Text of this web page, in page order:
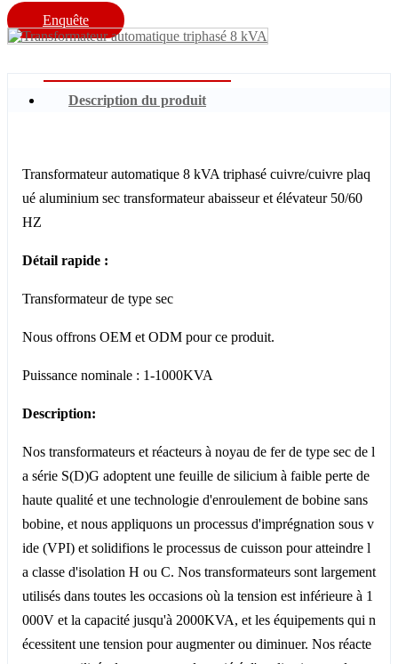
Enquête
Description du produit
Transformateur automatique 8 kVA triphasé cuivre/cuivre plaq
ué aluminium sec transformateur abaisseur et élévateur 50/60
HZ
Détail rapide :
Transformateur de type sec
Nous offrons OEM et ODM pour ce produit.
Puissance nominale : 1-1000KVA
Description:
Nos transformateurs et réacteurs à noyau de fer de type sec de l
a série S(D)G adoptent une feuille de silicium à faible perte de
haute qualité et une technologie d'enroulement de bobine sans
bobine, et nous appliquons un processus d'imprégnation sous v
ide (VPI) et solidifions le processus de cuisson pour atteindre l
a classe d'isolation H ou C. Nos transformateurs sont largement
utilisés dans toutes les occasions où la tension est inférieure à 1
000V et la capacité jusqu'à 2000KVA, et les équipements qui n
écessitent une tension pour augmenter ou diminuer. Nos réacte